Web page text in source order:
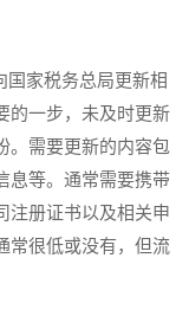
家税务总局更新相
的一步，未及时更新
。需要更新的内容包
息等。通常需要携带
注册证书以及相关申
常很低或没有，但流